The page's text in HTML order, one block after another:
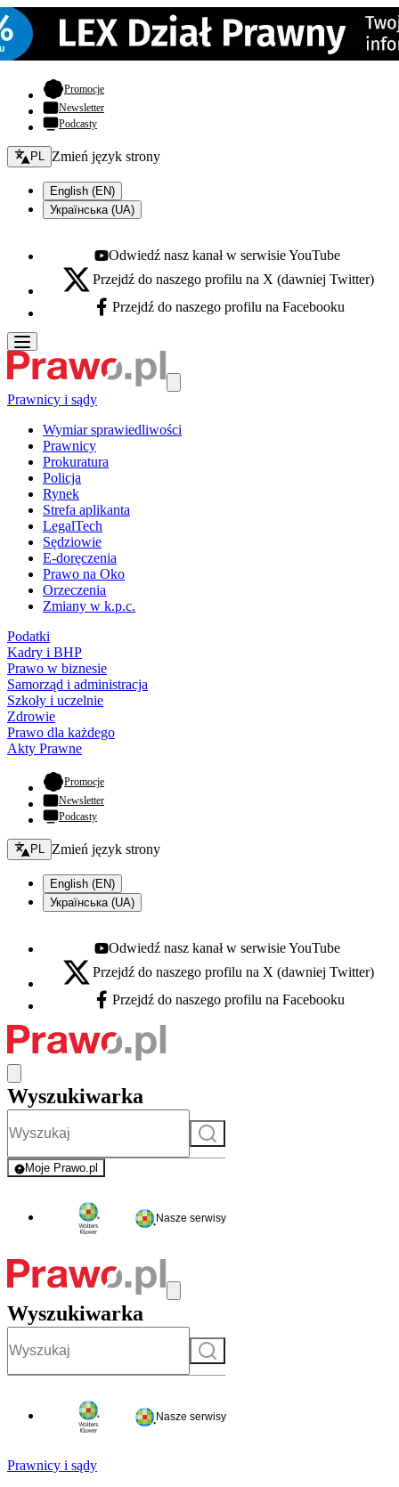
Promocje- otwiera się w nowej karcie
Newsletter
Podcasty
Zmień język - bieżący:
PL Zmień język strony
English (EN)
Українська (UA)
Youtube - otwiera się w nowej karcie
Odwiedź nasz kanał w serwisie YouTube
X - otwiera się w nowej karcie
Przejdź do naszego profilu na X (dawniej Twitter)
Facebook - otwiera się w nowej karcie
Przejdź do naszego profilu na Facebooku
Prawnicy i sądy
Wymiar sprawiedliwości
Prawnicy
Prokuratura
Policja
Rynek
Strefa aplikanta
LegalTech
Sędziowie
E-doręczenia
Prawo na Oko
Orzeczenia
Zmiany w k.p.c.
Podatki
Kadry i BHP
Prawo w biznesie
Samorząd i administracja
Szkoły i uczelnie
Zdrowie
Prawo dla każdego
Akty Prawne
Promocje- otwiera się w nowej karcie
Newsletter
Podcasty
Zmień język - bieżący:
PL Zmień język strony
English (EN)
Українська (UA)
Youtube - otwiera się w nowej karcie
Odwiedź nasz kanał w serwisie YouTube
X - otwiera się w nowej karcie
Przejdź do naszego profilu na X (dawniej Twitter)
Facebook - otwiera się w nowej karcie
Przejdź do naszego profilu na Facebooku
Wyszukiwarka
Szukaj
Moje Prawo.pl
- rejestracja i logowanie do serwisu
Nasze serwisy
Wyszukiwarka
Szukaj
Nasze serwisy
Prawnicy i sądy